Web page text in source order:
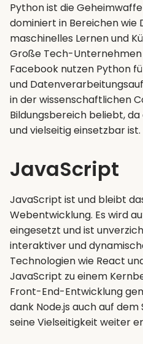
Python ist die
dominiert in Bereichen wie
maschinelles Lernen und
Große Tech-Unternehmen
Facebook nutzen Python
und
in der wissenschaftlichen
Bildungsbereich beliebt,
und vielseitig einsetzbar ist.
JavaScript
JavaScript ist und bleibt
Webentwicklung. Es wird
eingesetzt und ist
interaktiver und
Technologien wie React
JavaScript zu einem
Front-End-Entwicklung
dank Node.js auch auf
seine Vielseitigkeit weiter